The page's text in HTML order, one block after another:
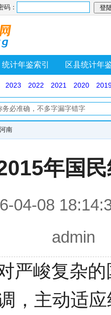
码：
统计年鉴索引 区县统计年
2023 2022 2021 2020
河南
年国
04-08
admin
严峻复杂
，主动适